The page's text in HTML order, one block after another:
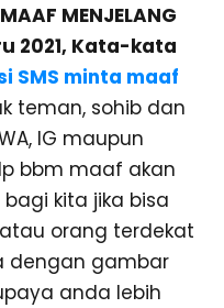
MENJELANG
2021, Kata-kata
SMS minta maaf
teman, sohib dan
IG maupun
bbm maaf akan
kita jika bisa
orang terdekat
dengan gambar
anda lebih